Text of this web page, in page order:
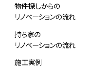
物件探しからの
リノベーションの流れ
持ち家の
リノベーションの流れ
施工実例